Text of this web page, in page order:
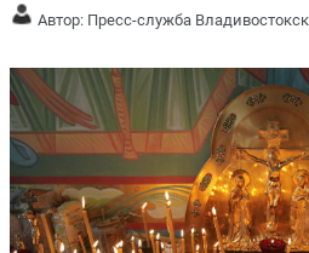
Автор: Пресс-служба